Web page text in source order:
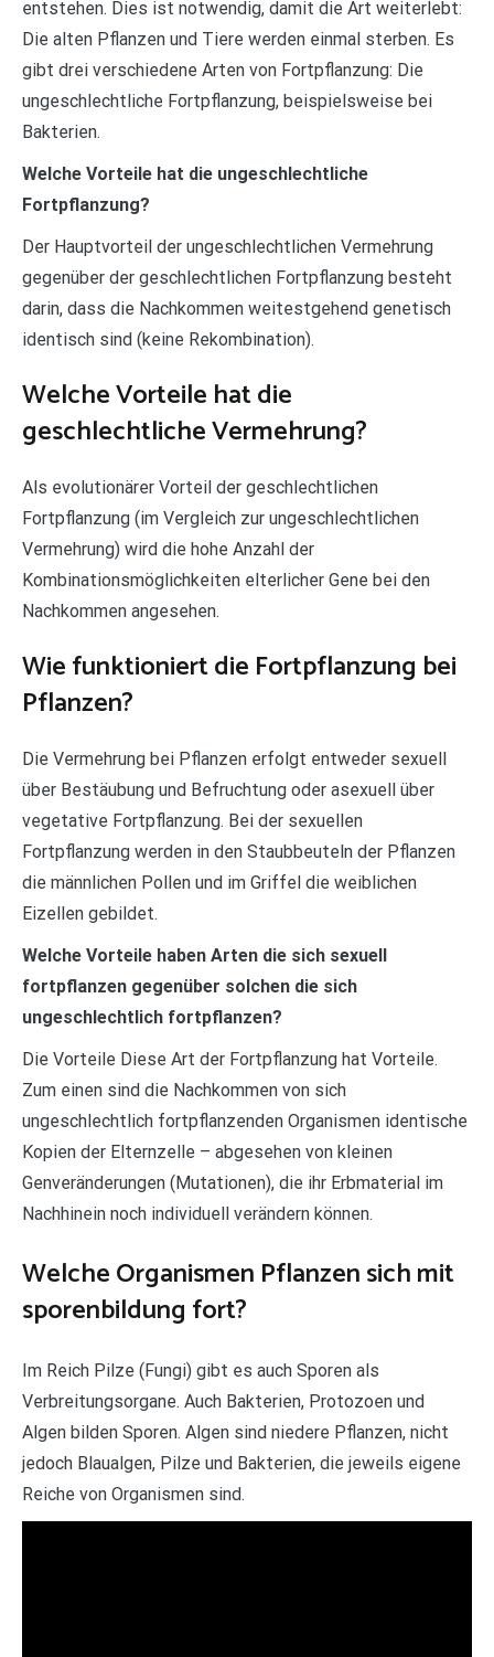
entstehen. Dies ist notwendig, damit die Art weiterlebt:
Die alten Pflanzen und Tiere werden einmal sterben. Es
gibt drei verschiedene Arten von Fortpflanzung: Die
ungeschlechtliche Fortpflanzung, beispielsweise bei
Bakterien.
Welche Vorteile hat die ungeschlechtliche
Fortpflanzung?
Der Hauptvorteil der ungeschlechtlichen Vermehrung
gegenüber der geschlechtlichen Fortpflanzung besteht
darin, dass die Nachkommen weitestgehend genetisch
identisch sind (keine Rekombination).
Welche Vorteile hat die
geschlechtliche Vermehrung?
Als evolutionärer Vorteil der geschlechtlichen
Fortpflanzung (im Vergleich zur ungeschlechtlichen
Vermehrung) wird die hohe Anzahl der
Kombinationsmöglichkeiten elterlicher Gene bei den
Nachkommen angesehen.
Wie funktioniert die Fortpflanzung bei
Pflanzen?
Die Vermehrung bei Pflanzen erfolgt entweder sexuell
über Bestäubung und Befruchtung oder asexuell über
vegetative Fortpflanzung. Bei der sexuellen
Fortpflanzung werden in den Staubbeuteln der Pflanzen
die männlichen Pollen und im Griffel die weiblichen
Eizellen gebildet.
Welche Vorteile haben Arten die sich sexuell
fortpflanzen gegenüber solchen die sich
ungeschlechtlich fortpflanzen?
Die Vorteile Diese Art der Fortpflanzung hat Vorteile.
Zum einen sind die Nachkommen von sich
ungeschlechtlich fortpflanzenden Organismen identische
Kopien der Elternzelle – abgesehen von kleinen
Genveränderungen (Mutationen), die ihr Erbmaterial im
Nachhinein noch individuell verändern können.
Welche Organismen Pflanzen sich mit
sporenbildung fort?
Im Reich Pilze (Fungi) gibt es auch Sporen als
Verbreitungsorgane. Auch Bakterien, Protozoen und
Algen bilden Sporen. Algen sind niedere Pflanzen, nicht
jedoch Blaualgen, Pilze und Bakterien, die jeweils eigene
Reiche von Organismen sind.